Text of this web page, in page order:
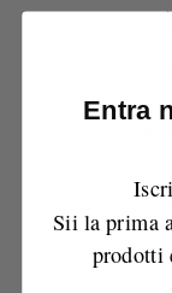
La merce in super
Ritiro
Entra
Sii la prima
prodotti